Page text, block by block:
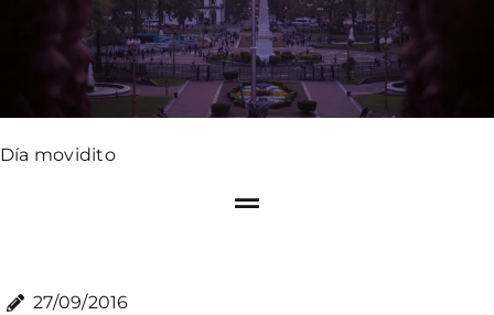
Día movidito
27/09/2016